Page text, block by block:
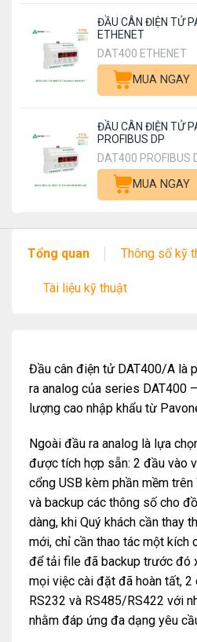
ĐẦU CÂN ĐIỆN TỬ
ETHENET
DAT400 ETHENET
MUA NGAY
ĐẦU CÂN ĐIỆN TỬ
PROFIBUS DP
DAT400 PROFIBUS
MUA NGAY
Tổng quan Thông số kỹ
Tài liệu kỹ thuật
Đầu cân điện tử DAT400/A là
ra analog của series DAT400
lượng cao nhập khẩu từ
Ngoài đầu ra analog là lựa
được tích hợp sẵn: 2 đầu vào
cổng USB kèm phần mềm
và backup các thông số cho
dàng, khi Quý khách cần thay
mới, chỉ cần thao tác một kích
để tải file đã backup trước đó
mọi việc cài đặt đã hoàn tất, 2
RS232 và RS485/RS422 với
nhằm đáp ứng đa dạng yêu